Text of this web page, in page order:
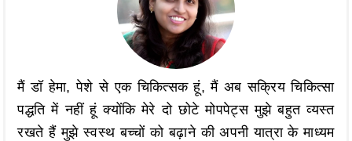
मैं डॉ हेमा, पेशे से एक चिकित्सक हूं, मैं अब सक्रिय चिकित्सा
पद्धति में नहीं हूं क्योंकि मेरे दो छोटे मोपपेट्स मुझे बहुत व्यस्त
रखते हैं मुझे स्वस्थ बच्चों को बढ़ाने की अपनी यात्रा के माध्यम